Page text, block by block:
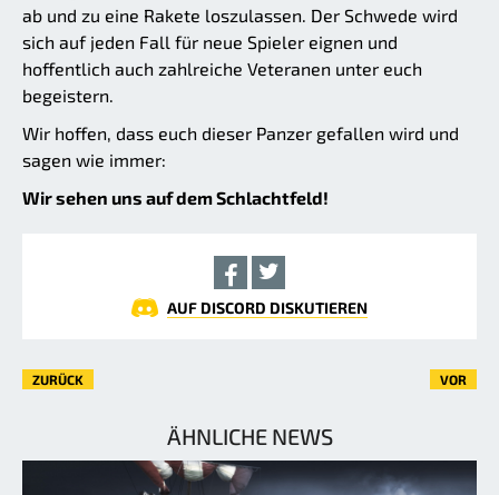
ab und zu eine Rakete loszulassen. Der Schwede wird
sich auf jeden Fall für neue Spieler eignen und
hoffentlich auch zahlreiche Veteranen unter euch
begeistern.
Wir hoffen, dass euch dieser Panzer gefallen wird und
sagen wie immer:
Wir sehen uns auf dem Schlachtfeld!
AUF DISCORD DISKUTIEREN
ZURÜCK VOR
ÄHNLICHE NEWS